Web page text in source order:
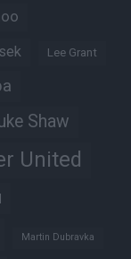
Lee Grant
Shaw
United
Martin Dubravka